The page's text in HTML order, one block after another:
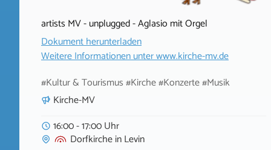
artists MV - unplugged - Aglasio mit Orgel
Dokument herunterladen
Weitere Informationen unterwww.kirche-mv.de
#Kultur & Tourismus #Kirche #Konzerte #Musik
Kirche-MV
16:00 - 17:00 Uhr
DorfkircheinLevin